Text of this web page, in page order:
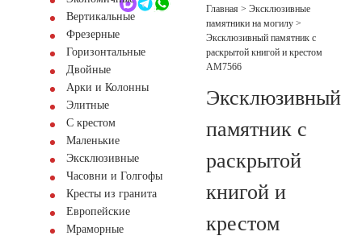
Обратный звонок
Вертикальные
Фрезерные
Горизонтальные
Двойные
Арки и Колонны
Элитные
С крестом
Маленькие
Эксклюзивные
Часовни и Голгофы
Кресты из гранита
Европейские
Мраморные
Главная > Эксклюзивные
памятники на могилу >
Эксклюзивный памятник с
раскрытой книгой и крестом
AM7566
Эксклюзивный
памятник с
раскрытой
книгой и
крестом